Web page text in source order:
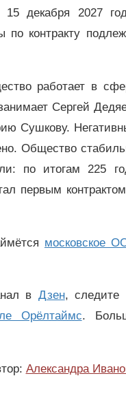
15 декабря 2027
контракту
работает в
Сергей
Сушкову.
Общество
по итогам 225
первым
московское
в Дзен, следите
Орёлтаймс.
Александра